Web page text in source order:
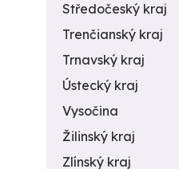
Středočeský kraj
Trenčianský kraj
Trnavský kraj
Ústecký kraj
Vysočina
Žilinský kraj
Zlínský kraj